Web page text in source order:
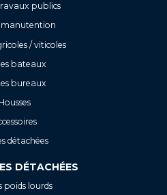
publics
manutention
/ viticoles
bateaux
bureaux
Housses
détachées
DÉTACHÉES
poids lourds